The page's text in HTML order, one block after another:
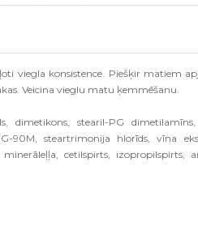
viegla konsistence. Piešķir matiem
Veicina vieglu matu ķemmēšanu.
dimetikons, stearil-PG
90M, steartrimonija hlorīds, vīna
cetilspirts, izopropilspirts,